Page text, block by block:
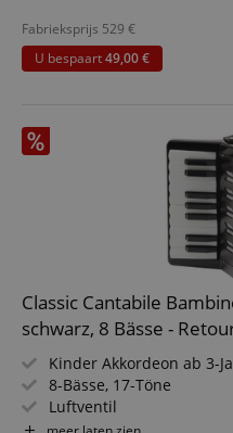
Farbe: Rot Perlmutt-Optik
Fabrieksprijs 529 €
U bespaart49,00 €
Classic Cantabile
schwarz, 8 Bässe -
Kinder Akkordeon ab 3-
8-Bässe, 17-Töne
Luftventil
Halteschlaufe und 2